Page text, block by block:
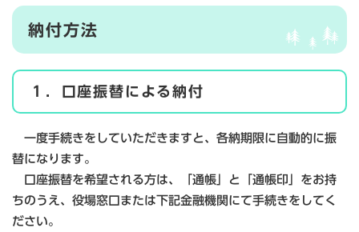
納付方法
１．口座振替による納付
一度手続きをしていただきますと、各納期限に自動的に振
替になります。
口座振替を希望される方は、「通帳」と「通帳印」をお持
ちのうえ、役場窓口または下記金融機関にて手続きをしてく
ださい。